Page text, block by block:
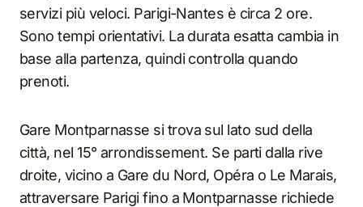
servizi più veloci. Parigi-Nantes è circa 2 ore.
Sono tempi orientativi. La durata esatta cambia in
base alla partenza, quindi controlla quando
prenoti.
Gare Montparnasse si trova sul lato sud della
città, nel 15° arrondissement. Se parti dalla rive
droite, vicino a Gare du Nord, Opéra o Le Marais,
attraversare Parigi fino a Montparnasse richiede